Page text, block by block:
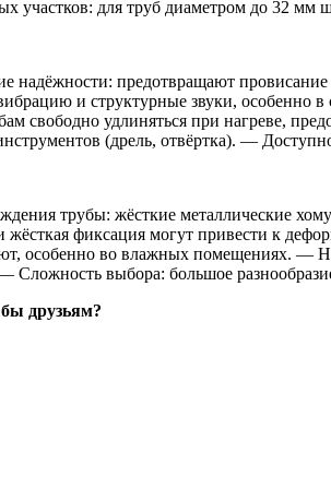
участков: для труб диаметром до 32
надёжности: предотвращают
и структурные звуки,
свободно удлиняться при нагреве,
(дрель, отвёртка). —
трубы: жёсткие металлические
жёсткая фиксация могут привести к
особенно во влажных помещениях. —
выбора: большое
друзьям?